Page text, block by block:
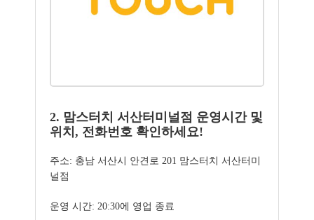
2. 맘스터치 서산터미널점 운영시간 및
위치, 전화번호 확인하세요!
주소: 충남 서산시 안견로 201 맘스터치 서산터미
널점
운영 시간: 20:30에 영업 종료